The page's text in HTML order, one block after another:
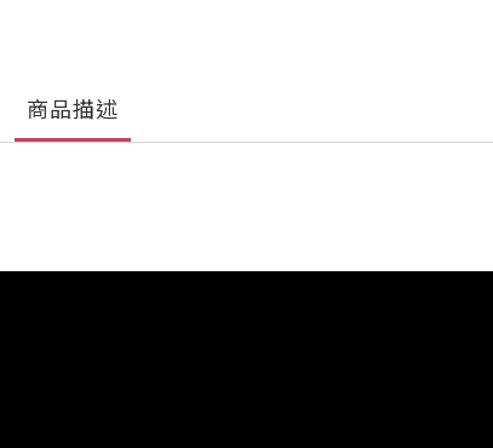
商品描述